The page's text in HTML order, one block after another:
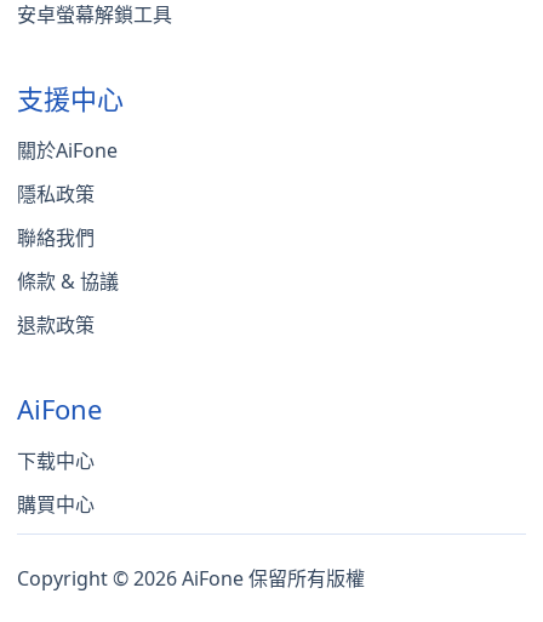
安卓螢幕解鎖工具
支援中心
關於AiFone
隱私政策
聯絡我們
條款 & 協議
退款政策
AiFone
下载中心
購買中心
Copyright © 2026 AiFone 保留所有版權